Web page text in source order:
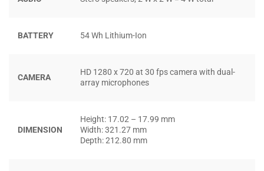
BÀN PHÍM VÀ TOUCHPAD – RỘNG RÃI
Dell Vostro 5410 đem lại trải nghiệm gõ là tốt hơn khá
bố của nhà sản xuất là 1.5mm, layout phím được bố trí
tách bạch và to bản hơn nên nhìn chung, khi trải nghiệm,
thống bàn phím của Dell Vostro 5410.
BATTERY 54 Wh Lithium-Ion
CAMERA
HD 1280 x 720 at 30 fps camera with dual-
array microphones
DIMENSION
Height: 17.02 – 17.99 mm
Width: 321.27 mm
Depth: 212.80 mm